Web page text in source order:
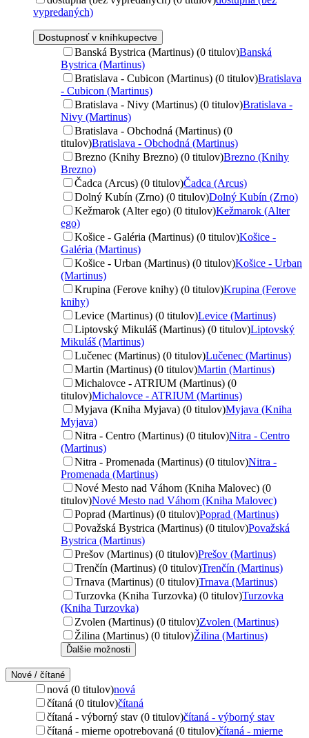
vypredaných)
Dostupnosť v kníhkupectve
Banská Bystrica (Martinus) (0 titulov)Banská
Bystrica (Martinus)
Bratislava - Cubicon (Martinus) (0 titulov)Bratislava
- Cubicon (Martinus)
Bratislava - Nivy (Martinus) (0 titulov)Bratislava -
Nivy (Martinus)
Bratislava - Obchodná (Martinus) (0
titulov)Bratislava - Obchodná (Martinus)
Brezno (Knihy Brezno) (0 titulov)Brezno (Knihy
Brezno)
Čadca (Arcus) (0 titulov)Čadca (Arcus)
Dolný Kubín (Zrno) (0 titulov)Dolný Kubín (Zrno)
Kežmarok (Alter ego) (0 titulov)Kežmarok (Alter
ego)
Košice - Galéria (Martinus) (0 titulov)Košice -
Galéria (Martinus)
Košice - Urban (Martinus) (0 titulov)Košice - Urban
(Martinus)
Krupina (Ferove knihy) (0 titulov)Krupina (Ferove
knihy)
Levice (Martinus) (0 titulov)Levice (Martinus)
Liptovský Mikuláš (Martinus) (0 titulov)Liptovský
Mikuláš (Martinus)
Lučenec (Martinus) (0 titulov)Lučenec (Martinus)
Martin (Martinus) (0 titulov)Martin (Martinus)
Michalovce - ATRIUM (Martinus) (0
titulov)Michalovce - ATRIUM (Martinus)
Myjava (Kniha Myjava) (0 titulov)Myjava (Kniha
Myjava)
Nitra - Centro (Martinus) (0 titulov)Nitra - Centro
(Martinus)
Nitra - Promenada (Martinus) (0 titulov)Nitra -
Promenada (Martinus)
Nové Mesto nad Váhom (Kniha Malovec) (0
titulov)Nové Mesto nad Váhom (Kniha Malovec)
Poprad (Martinus) (0 titulov)Poprad (Martinus)
Považská Bystrica (Martinus) (0 titulov)Považská
Bystrica (Martinus)
Prešov (Martinus) (0 titulov)Prešov (Martinus)
Trenčín (Martinus) (0 titulov)Trenčín (Martinus)
Trnava (Martinus) (0 titulov)Trnava (Martinus)
Turzovka (Kniha Turzovka) (0 titulov)Turzovka
(Kniha Turzovka)
Zvolen (Martinus) (0 titulov)Zvolen (Martinus)
Žilina (Martinus) (0 titulov)Žilina (Martinus)
Ďalšie možnosti
Nové / čítané
nová (0 titulov)nová
čítaná (0 titulov)čítaná
čítaná - výborný stav (0 titulov)čítaná - výborný stav
čítaná - mierne opotrebovaná (0 titulov)čítaná - mierne